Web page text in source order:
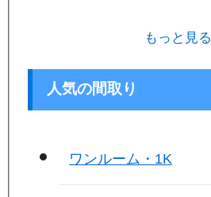
もっと見る
人気の間取り
ワンルーム・1K